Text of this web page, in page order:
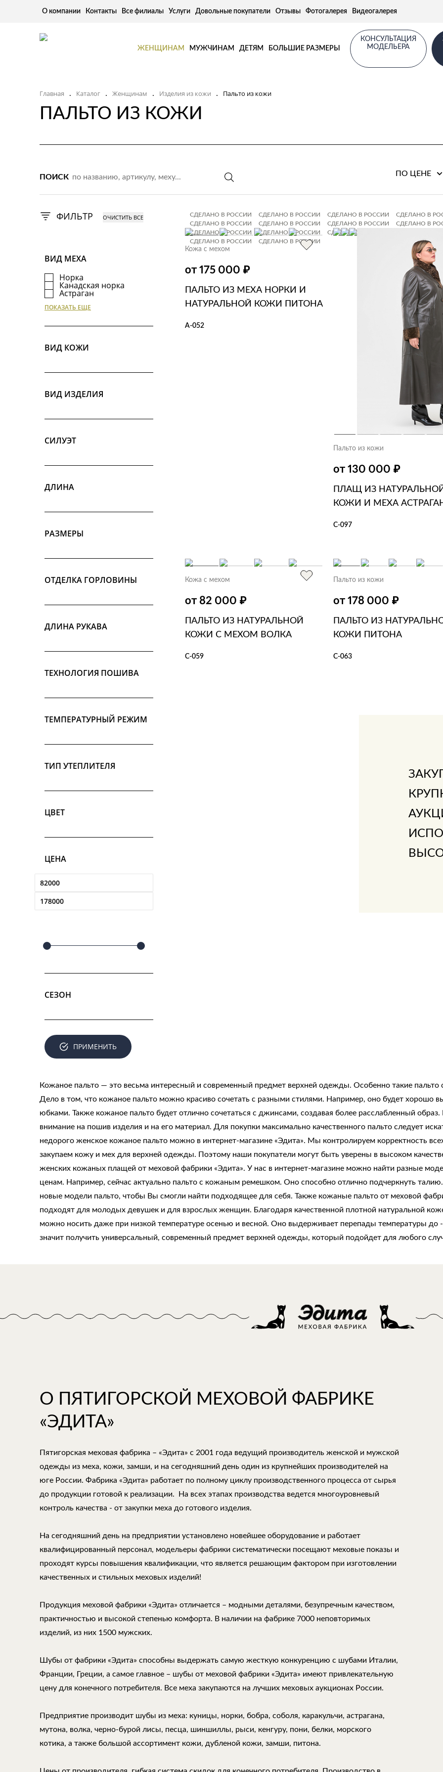
О компании Контакты Все филиалы Услуги Довольные покупатели Отзывы Фотогалерея Видеогалерея
ЖЕНЩИНАМ МУЖЧИНАМ ДЕТЯМ БОЛЬШИЕ РАЗМЕРЫ
КОНСУЛЬТАЦИЯ
МОДЕЛЬЕРА
Главная . Каталог . Женщинам . Изделия из кожи . Пальто из кожи
ПАЛЬТО ИЗ КОЖИ
ПОИСК ПО ЦЕНЕ
ФИЛЬТР
ВИД МЕХА
Норка
Канадская норка
Астраган
Волк
ПОКАЗАТЬ ЕЩЕ
ВИД КОЖИ
ВИД ИЗДЕЛИЯ
СИЛУЭТ
ДЛИНА
РАЗМЕРЫ
ОТДЕЛКА ГОРЛОВИНЫ
ДЛИНА РУКАВА
ТЕХНОЛОГИЯ ПОШИВА
ТЕМПЕРАТУРНЫЙ РЕЖИМ
ТИП УТЕПЛИТЕЛЯ
ЦВЕТ
ЦЕНА
СЕЗОН
ПРИМЕНИТЬ
СДЕЛАНО В РОССИИ СДЕЛАНО В РОССИИ СДЕЛАНО В РОССИИ СДЕЛАНО В
СДЕЛАНО В РОССИИ
СДЕЛАНО В РОССИИ СДЕЛАНО В РОССИИ СДЕЛАНО В
СДЕЛАНО В РОССИИ
СДЕЛАНО В РОССИИ СДЕЛАНО В РОССИИ
СДЕЛАНО В РОССИИ
СДЕЛАНО В РОССИИ
Кожа с мехом
от 175 000 ₽
ПАЛЬТО ИЗ МЕХА НОРКИ И
НАТУРАЛЬНОЙ КОЖИ ПИТОНА
А-052
Пальто из кожи
от 130 000 ₽
ПЛАЩ ИЗ
КОЖИ И МЕХА
С-097
Кожа с мехом
от 82 000 ₽
ПАЛЬТО ИЗ НАТУРАЛЬНОЙ
КОЖИ С МЕХОМ ВОЛКА
С-059
Пальто из кожи
от 178 000 ₽
ПАЛЬТО ИЗ
КОЖИ ПИТОНА
С-063
Кожаное пальто — это весьма интересный и современный предмет верхней одежды. Особенно такие пальто
Дело в том, что кожаное пальто можно красиво сочетать с разными стилями. Например, оно будет хорошо
юбками. Также кожаное пальто будет отлично сочетаться с джинсами, создавая более расслабленный
внимание на пошив изделия и на его материал. Для покупки максимально качественного пальто следует
недорого женское кожаное пальто можно в интернет-магазине «Эдита». Мы контролируем корректность
закупаем кожу и мех для верхней одежды. Поэтому наши покупатели могут быть уверены в высоком
женских кожаных плащей от меховой фабрики «Эдита». У нас в интернет-магазине можно найти разные
ценам. Например, сейчас актуально пальто с кожаным ремешком. Оно способно отлично подчеркнуть
новые модели пальто, чтобы Вы смогли найти подходящее для себя. Также кожаные пальто от меховой
подходят для молодых девушек и для взрослых женщин. Благодаря качественной плотной натуральной
можно носить даже при низкой температуре осенью и весной. Оно выдерживает перепады температуры до
значит получить универсальный, современный предмет верхней одежды, который подойдет для любого
О ПЯТИГОРСКОЙ МЕХОВОЙ ФАБРИКЕ
«ЭДИТА»
Пятигорская меховая фабрика – «Эдита» с 2001 года ведущий производитель женской и мужской
одежды из меха, кожи, замши, и на сегодняшний день один из крупнейших производителей на
юге России. Фабрика «Эдита» работает по полному циклу производственного процесса от сырья
до продукции готовой к реализации. На всех этапах производства ведется многоуровневый
контроль качества - от закупки меха до готового изделия.
На сегодняшний день на предприятии установлено новейшее оборудование и работает
квалифицированный персонал, модельеры фабрики систематически посещают меховые показы и
проходят курсы повышения квалификации, что является решающим фактором при изготовлении
качественных и стильных меховых изделий!
Продукция меховой фабрики «Эдита» отличается – модными деталями, безупречным качеством,
практичностью и высокой степенью комфорта. В наличии на фабрике 7000 неповторимых
изделий, из них 1500 мужских.
Шубы от фабрики «Эдита» способны выдержать самую жесткую конкуренцию с шубами Италии,
Франции, Греции, а самое главное – шубы от меховой фабрики «Эдита» имеют привлекательную
цену для конечного потребителя. Все меха закупаются на лучших меховых аукционах России.
Предприятие производит шубы из меха: куницы, норки, бобра, соболя, каракульчи, астрагана,
мутона, волка, черно-бурой лисы, песца, шиншиллы, рыси, кенгуру, пони, белки, морского
котика, а также большой ассортимент кожи, дубленой кожи, замши, питона.